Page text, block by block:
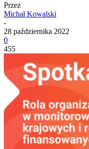
Przez
Michał Kowalski
-
28 października 2022
0
455